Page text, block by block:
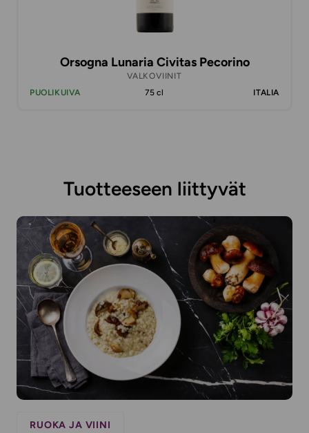
Orsogna Lunaria Civitas Pecorino
VALKOVIINIT
PUOLIKUIVA
75 cl ITALIA
Tuotteeseen liittyvät
RUOKA JA VIINI